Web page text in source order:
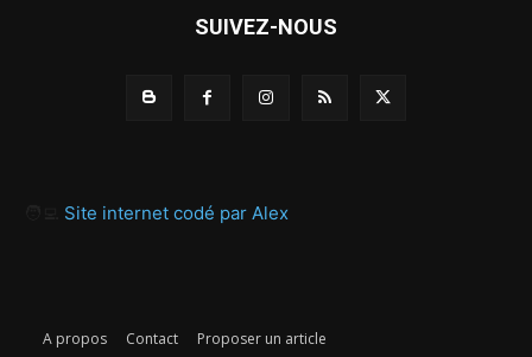
SUIVEZ-NOUS
Site internet codé par Alex
A propos Contact
Proposer un article